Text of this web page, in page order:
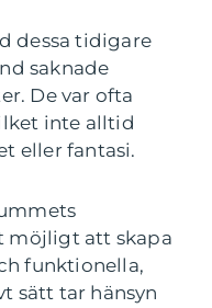
dessa tidigare
saknade
De var ofta
inte alltid
eller fantasi.
möjligt att skapa
funktionella,
sätt tar hänsyn